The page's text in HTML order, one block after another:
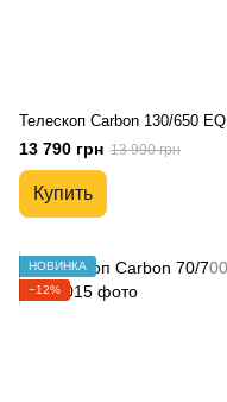
Телескоп Carbon 130/650 EQ
13 790 грн 13 990 грн
Купить
НОВИНКА
−12%